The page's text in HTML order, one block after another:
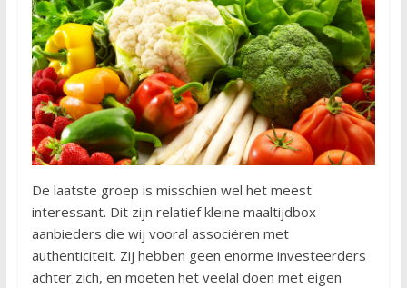
De laatste groep is misschien wel het meest
interessant. Dit zijn relatief kleine maaltijdbox
aanbieders die wij vooral associëren met
authenticiteit. Zij hebben geen enorme investeerders
achter zich, en moeten het veelal doen met eigen